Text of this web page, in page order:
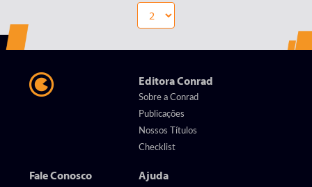
Editora Conrad
Sobre a Conrad
Publicações
Nossos Títulos
Checklist
Fale Conosco Ajuda